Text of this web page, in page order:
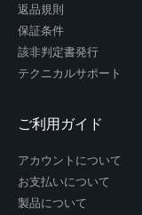
返品規則
保証条件
該非判定書発行
テクニカルサポート
ご利用ガイド
アカウントについて
お支払いについて
製品について